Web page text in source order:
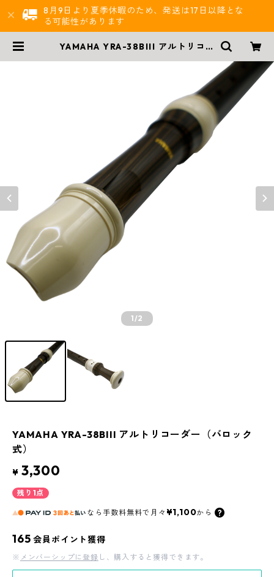
8月9日より夏季休暇のため、発送は17日以降とな
る可能性があります
YAMAHA YRA-38BIII アルトリコー
1/2
YAMAHA YRA-38BIII アルトリコーダー（バロック
式）
¥ 3,300
残り1点
なら 手数料無料で 月々 ¥1,100から
165 会員ポイント獲得
※ メンバーシップに登録 し、購入すると獲得できます。